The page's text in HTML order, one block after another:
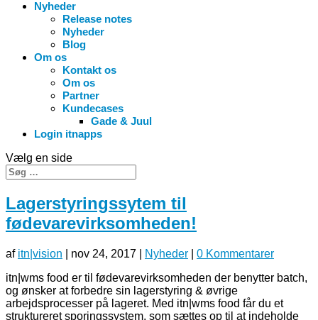
Nyheder
Release notes
Nyheder
Blog
Om os
Kontakt os
Om os
Partner
Kundecases
Gade & Juul
Login itnapps
Vælg en side
Lagerstyringssytem til
fødevarevirksomheden!
af itn|vision nov 24, 2017 Nyheder
0 Kommentarer
itn|wms food er til fødevarevirksomheden der benytter batch,
og ønsker at forbedre sin lagerstyring & øvrige
arbejdsprocesser på lageret. Med itn|wms food får du et
struktureret sporingssystem, som sættes op til at indeholde